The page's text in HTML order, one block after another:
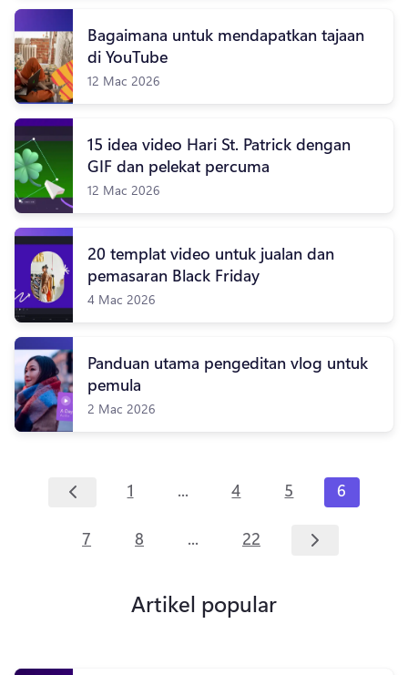
Bagaimana untuk mendapatkan tajaan
di YouTube
12 Mac 2026
15 idea video Hari St. Patrick dengan
GIF dan pelekat percuma
12 Mac 2026
20 templat video untuk jualan dan
pemasaran Black Friday
4 Mac 2026
Panduan utama pengeditan vlog untuk
pemula
2 Mac 2026
1 ... 4 5 6
7 8 ... 22
Artikel popular